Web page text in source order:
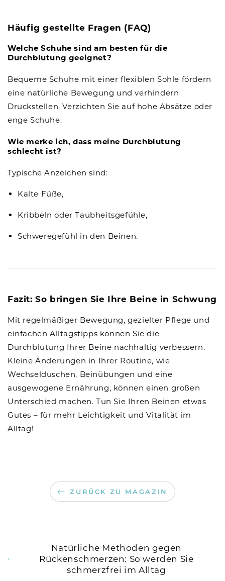
Häufig gestellte Fragen (FAQ)
Welche Schuhe sind am besten für die
Durchblutung geeignet?
Bequeme Schuhe mit einer flexiblen Sohle fördern
eine natürliche Bewegung und verhindern
Druckstellen. Verzichten Sie auf hohe Absätze oder
enge Schuhe.
Wie merke ich, dass meine Durchblutung
schlecht ist?
Typische Anzeichen sind:
Kalte Füße,
Kribbeln oder Taubheitsgefühle,
Schweregefühl in den Beinen.
Fazit: So bringen Sie Ihre Beine in Schwung
Mit regelmäßiger Bewegung, gezielter Pflege und
einfachen Alltagstipps können Sie die
Durchblutung Ihrer Beine nachhaltig verbessern.
Kleine Änderungen in Ihrer Routine, wie
Wechselduschen, Beinübungen und eine
ausgewogene Ernährung, können einen großen
Unterschied machen. Tun Sie Ihren Beinen etwas
Gutes – für mehr Leichtigkeit und Vitalität im
Alltag!
ZURÜCK ZU MAGAZIN
Natürliche Methoden gegen
Rückenschmerzen: So werden Sie
schmerzfrei im Alltag